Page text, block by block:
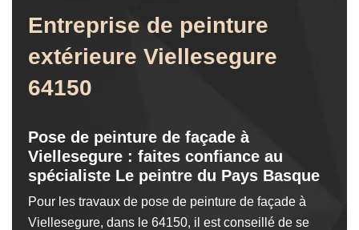
Entreprise de peinture
extérieure Viellesegure
64150
Pose de peinture de façade à
Viellesegure : faites confiance au
spécialiste Le peintre du Pays Basque
Pour les travaux de pose de peinture de façade à
Viellesegure, dans le 64150, il est conseillé de se